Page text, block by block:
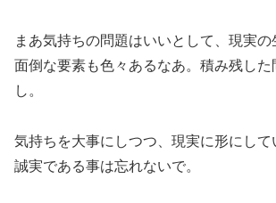
まあ気持ちの問題はいいとして、現実の
面倒な要素も色々あるなあ。積み残し
し。
気持ちを大事にしつつ、現実に形にして
誠実である事は忘れないで。